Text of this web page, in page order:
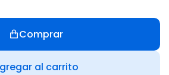
al carrito
Comprar